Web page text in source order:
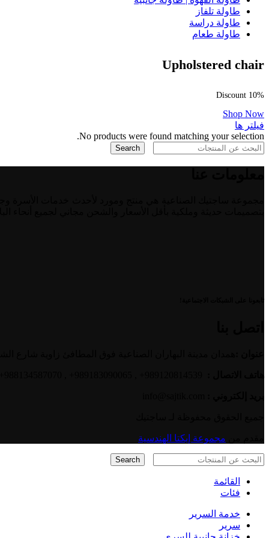
طاولة تلفاز
طاولة دراسة
طاولة طعام
Upholstered chair
Discount 10%
Shop Now
فیلتر ها
No products were found matching your selection.
Search
مجموعة إيكتا الهندسية
Search
القائمة
فئات
خدمة السرير
سرير